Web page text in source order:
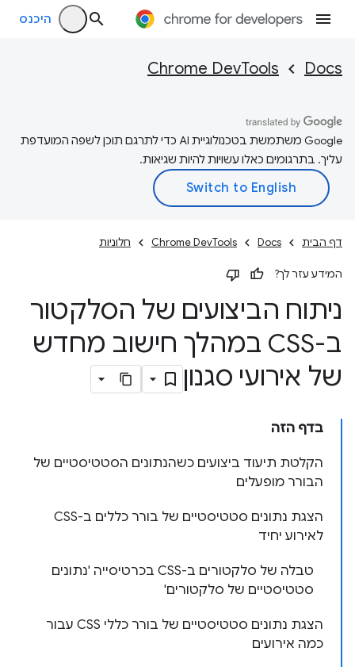
היכנס
Docs
Chrome DevTools
‫Google משתמשת בטכנולוגיית AI כדי לתרגם תוכן לשפה המועדפת
עליך. בתרגומים כאלו עשויות להיות שגיאות.
דף הבית Docs
Chrome DevTools חלוניות
המידע עזר לך?
ניתוח הביצועים של הסלקטור
ב-CSS במהלך חישוב מחדש
של אירועי סגנון
בדף הזה
הקלטת תיעוד ביצועים כשהנתונים הסטטיסטיים של
הבורר מופעלים
הצגת נתונים סטטיסטיים של בורר כללים ב-CSS
לאירוע יחיד
טבלה של סלקטורים ב-CSS בכרטיסייה 'נתונים
סטטיסטיים של סלקטורים'
הצגת נתונים סטטיסטיים של בורר כללי CSS עבור
כמה אירועים